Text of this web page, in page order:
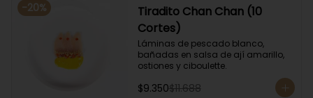
-20%
Tiradito Chan Chan (10
Cortes)
Láminas de pescado blanco,
bañadas en salsa de ají amarillo,
ostiones y ciboulette.
$9.350$11.688